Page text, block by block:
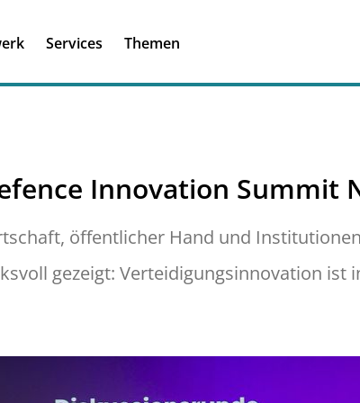
Services Themen
Ich habe einen
Innovation Summit
öffentlicher Hand und
gezeigt: Verteidigungsinnovation